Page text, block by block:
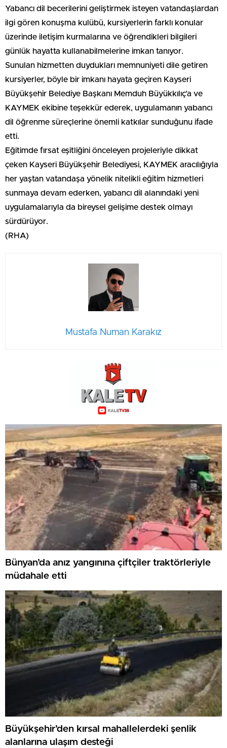
Yabancı dil becerilerini geliştirmek isteyen vatandaşlardan
ilgi gören konuşma kulübü, kursiyerlerin farklı konular
üzerinde iletişim kurmalarına ve öğrendikleri bilgileri
günlük hayatta kullanabilmelerine imkan tanıyor.
Sunulan hizmetten duydukları memnuniyeti dile getiren
kursiyerler, böyle bir imkanı hayata geçiren Kayseri
Büyükşehir Belediye Başkanı Memduh Büyükkılıç’a ve
KAYMEK ekibine teşekkür ederek, uygulamanın yabancı
dil öğrenme süreçlerine önemli katkılar sunduğunu ifade
etti.
Eğitimde fırsat eşitliğini önceleyen projeleriyle dikkat
çeken Kayseri Büyükşehir Belediyesi, KAYMEK aracılığıyla
her yaştan vatandaşa yönelik nitelikli eğitim hizmetleri
sunmaya devam ederken, yabancı dil alanındaki yeni
uygulamalarıyla da bireysel gelişime destek olmayı
sürdürüyor.
(RHA)
Mustafa Numan Karakız
Bünyan’da anız yangınına çiftçiler traktörleriyle
müdahale etti
Büyükşehir’den kırsal mahallelerdeki şenlik
alanlarına ulaşım desteği